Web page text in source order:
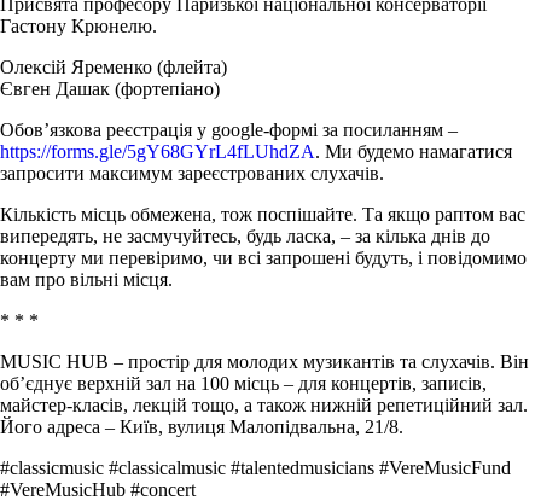
Гастону Крюнелю.
Олексій Яременко (флейта)
Євген Дашак (фортепіано)
Обов’язкова реєстрація у google-формі за посиланням –
https://forms.gle/5gY68GYrL4fLUhdZA. Ми будемо намагатися
запросити максимум зареєстрованих слухачів.
Кількість місць обмежена, тож поспішайте. Та якщо раптом вас
випередять, не засмучуйтесь, будь ласка, – за кілька днів до
концерту ми перевіримо, чи всі запрошені будуть, і повідомимо
вам про вільні місця.
* * *
MUSIC HUB – простір для молодих музикантів та слухачів. Він
об’єднує верхній зал на 100 місць – для концертів, записів,
майстер-класів, лекцій тощо, а також нижній репетиційний зал.
Його адреса – Київ, вулиця Малопідвальна, 21/8.
#classicmusic #classicalmusic #talentedmusicians #VereMusicFund
#VereMusicHub #concert